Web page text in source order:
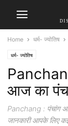
Home धर्म- ज्योतिष
धर्म- ज्योतिष
आज का
Panchang : पंचांग
जानकारी आपके लिए